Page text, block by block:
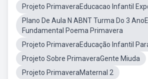
Projeto PrimaveraEducacao Infantil
Plano De Aula N ABNT Turma Do 3
Fundamental Poema Primavera
Projeto PrimaveraEducação Infantil
Projeto Sobre PrimaveraGente Miuda
Projeto PrimaveraMaternal 2